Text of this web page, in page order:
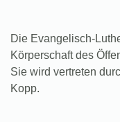
Die Evangelisch-
Körperschaft des
Sie wird vertreten
Kopp.